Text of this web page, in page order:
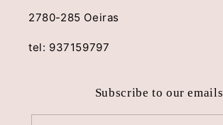
2780-285 Oeiras
tel: 937159797
Subscribe to our emails